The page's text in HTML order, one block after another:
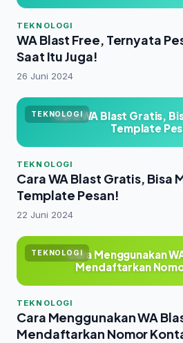
TEKNOLOGI
WA Blast Free, Ternyata
Saat Itu Juga!
26 Juni 2024
TEKNOLOGI
Cara WA Blast Gratis,
Template
TEKNOLOGI
Cara WA Blast Gratis, Bisa
Template Pesan!
22 Juni 2024
TEKNOLOGICara Menggunakan
Mendaftarkan
TEKNOLOGI
Cara Menggunakan WA
Mendaftarkan Nomor